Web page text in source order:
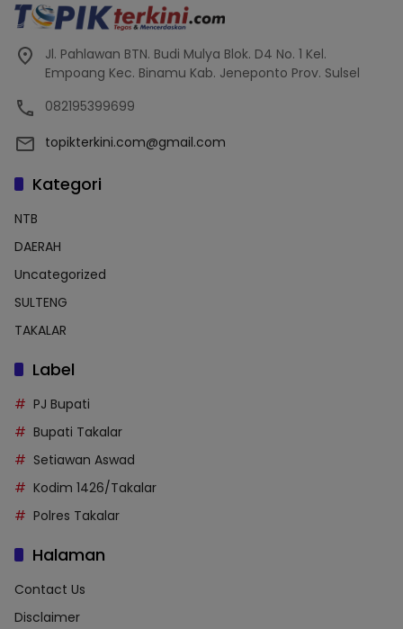
Jl. Pahlawan BTN. Budi Mulya Blok. D4 No. 1 Kel.
Empoang Kec. Binamu Kab. Jeneponto Prov. Sulsel
082195399699
topikterkini.com@gmail.com
Kategori
NTB
DAERAH
Uncategorized
SULTENG
TAKALAR
Label
PJ Bupati
Bupati Takalar
Setiawan Aswad
Kodim 1426/Takalar
Polres Takalar
Halaman
Contact Us
Disclaimer